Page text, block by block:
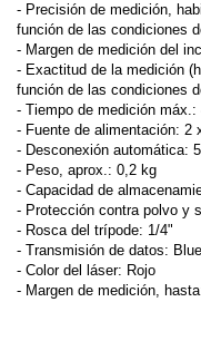
- Precisión de medición,
función de las condiciones
- Margen de medición del
- Exactitud de la medición
función de las condiciones
- Tiempo de medición máx.:
- Fuente de alimentación: 2
- Desconexión automática:
- Peso, aprox.: 0,2 kg
- Capacidad de
- Protección contra polvo y
- Rosca del trípode: 1/4"
- Transmisión de datos:
- Color del láser: Rojo
- Margen de medición,